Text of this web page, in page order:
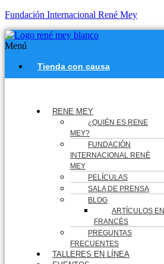
Fundación Internacional René Mey
Menú
Tienda con causa
RENE MEY
¿QUIÉN ES RENE
MEY?
FUNDACIÓN
INTERNACIONAL RENÉ
MEY
PELÍCULAS
SALA DE PRENSA
BLOG
ARTÍCULOS EN
FRANCÉS
PREGUNTAS
FRECUENTES
TALLERES EN LÍNEA